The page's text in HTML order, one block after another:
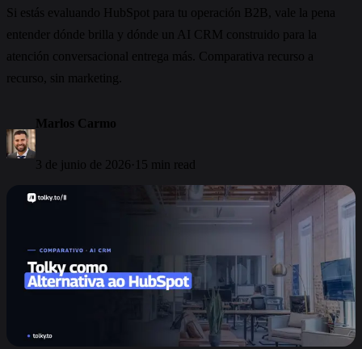
Si estás evaluando HubSpot para tu operación B2B, vale la pena
entender dónde brilla y dónde un AI CRM construido para la
atención conversacional entrega más. Comparativa recurso a
recurso, sin marketing.
Marlos Carmo
3 de junio de 2026· 15 min read